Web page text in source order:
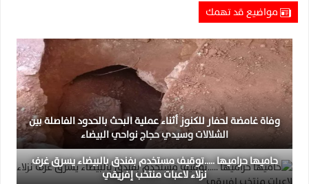
مواضيع قد تهمك
وفاة غامضة لحفار للكنوز أثناء عملية البحث بالحدود الفاصلة بين
الشلالات وسيدي حجاج نواحي البيضاء
حاميها حراميها …..توقيف مستخدم بفندق بالبيضاء يسرق غرف
نزلاء لاعبات منتخب إفريقي